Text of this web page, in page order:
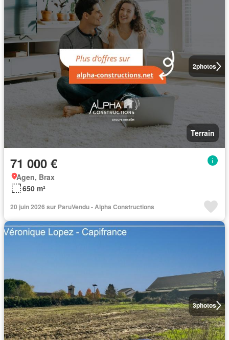
2photos
Terrain
71 000 €
Agen, Brax
650 m²
20 juin 2026 sur ParuVendu - Alpha Constructions
3photos